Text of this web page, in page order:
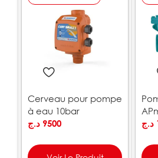
Cerveau pour pompe
à eau 10bar
PEDROLLO
9500 د.ج د.ج